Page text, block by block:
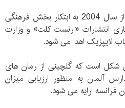
جایزه ادبی دانش آموزان آلمان از سال 2004 به ابتکار بخش فرهنگی
انتشارات «ارنست کلت» و وزارت
لایپزیک اهدا می شود.
شکل است که گلچینی از رمان های
آلمان به منظور ارزیابی میزان
فرانسه ارایه می شود.